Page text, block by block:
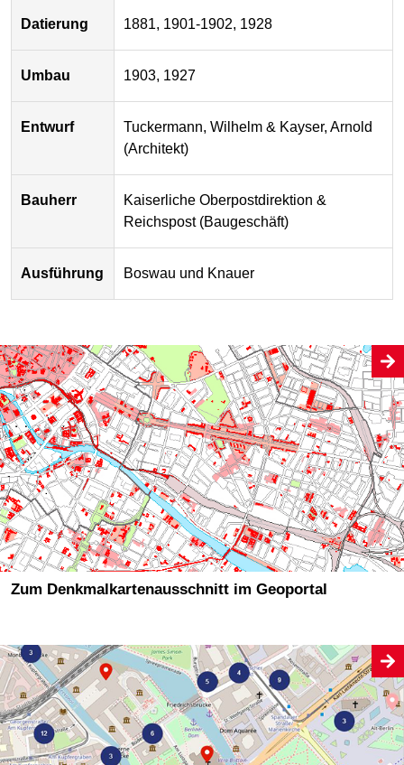
Datierung 1881, 1901-1902, 1928
Umbau 1903, 1927
Entwurf
Tuckermann, Wilhelm & Kayser, Arnold
(Architekt)
Bauherr
Kaiserliche Oberpostdirektion &
Reichspost (Baugeschäft)
Ausführung Boswau und Knauer
Zum Denkmalkartenausschnitt im Geoportal